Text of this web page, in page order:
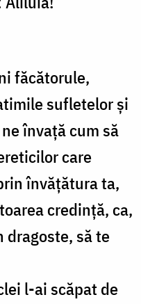
făcătorule,
sufletelor și
învață cum să
care
învățătura ta,
credință, ca,
să te
l-ai scăpat de